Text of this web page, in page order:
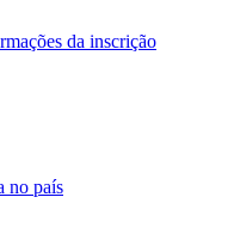
da inscrição
no país